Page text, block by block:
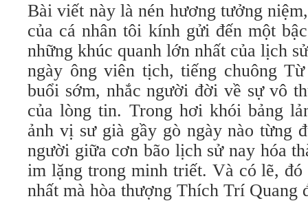
Bài viết này là nén hương tưởng
của cá nhân tôi kính gửi đến một
những khúc quanh lớn nhất của lịch
ngày ông viên tịch, tiếng chuông
buổi sớm, nhắc người đời về sự vô
của lòng tin. Trong hơi khói bảng
ảnh vị sư già gầy gò ngày nào từng
người giữa cơn bão lịch sử nay hóa
im lặng trong minh triết. Và có lẽ, đó
nhất mà hòa thượng Thích Trí Quang